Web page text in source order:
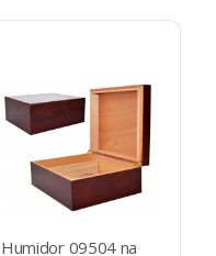
Humidor 09504 na